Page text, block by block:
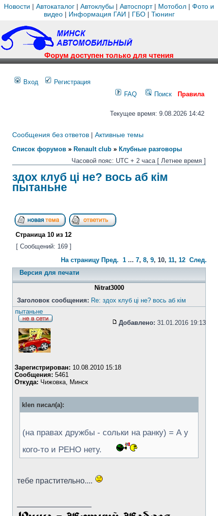
Новости | Автокаталог | Автоклубы | Автоспорт| Мотобол | Фото и
видео| Информация ГАИ | ГБО| Тюнинг
Форум доступен только для чтения
Вход
Регистрация
FAQ
Поиск Правила
Текущее время: 9.08.2026 14:42
Сообщения без ответов | Активные темы
Список форумов » Renault club » Клубные разговоры
Часовой пояс: UTC + 2 часа [ Летнее время ]
здох клуб ці не? вось аб кім
пытаньне
Страница 10 из 12
[ Сообщений: 169 ]
На страницу Пред. 1 ... 7, 8, 9, 10, 11, 12 След.
Версия для печати
Nitrat3000
Заголовок сообщения: Re: здох клуб ці не? вось аб кім
пытаньне
Добавлено: 31.01.2016 19:13
Зарегистрирован: 10.08.2010 15:18
Сообщения: 5461
Откуда: Чижовка, Минск
klen писал(а):
(на правах дружбы - сольки на ранку) = А у
кого-то и РЕНО нету.
тебе прастительно....